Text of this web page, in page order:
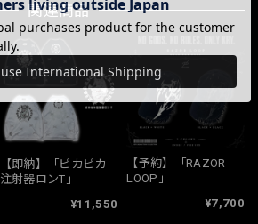
関連商品
【即納】「ピカピカ
注射器ロンT」
¥11,550
【予約】「RAZOR
LOOP」
¥7,700